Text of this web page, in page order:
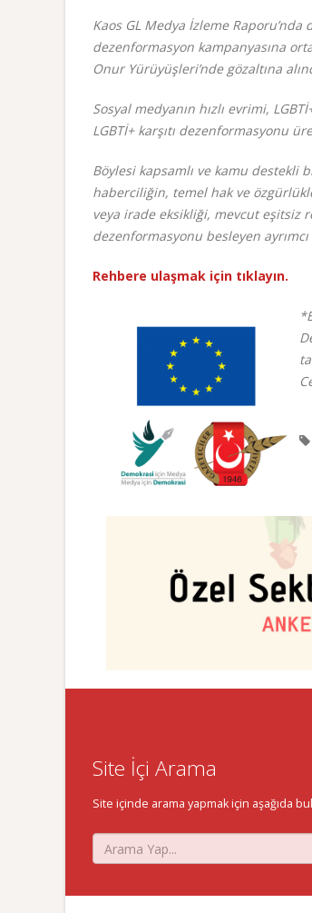
Kaos GL Medya İzleme
dezenformasyon kampanyasına
Onur Yürüyüşleri’nde gözaltına
Sosyal medyanın hızlı evrimi,
LGBTİ+ karşıtı dezenformasyonu
Böylesi kapsamlı ve kamu destekli
haberciliğin, temel hak ve
veya irade eksikliği, mevcut eşitsiz
dezenformasyonu besleyen
Rehbere ulaşmak için tıklayın.
*
Site İçi Arama
Site içinde arama yapmak için aşağıda